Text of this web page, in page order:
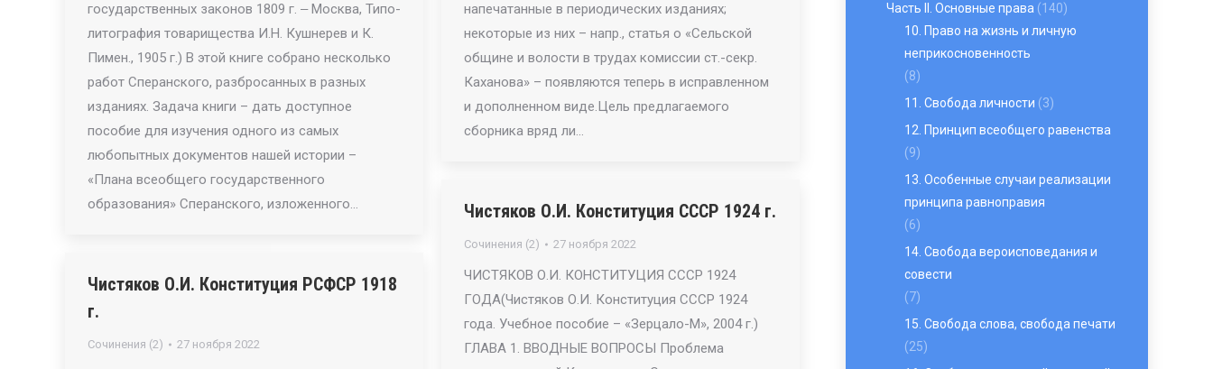
напечатанные в периодических изданиях;
некоторые из них – напр., статья о «Сельской
общине и волости в трудах комиссии ст.-секр.
Каханова» – появляются теперь в исправленном
и дополненном виде.Цель предлагаемого
сборника вряд ли…
государственных законов 1809 г. ‒ Москва, Типо-
литография товарищества И.Н. Кушнерев и К.
Пимен., 1905 г.) В этой книге собрано несколько
работ Сперанского, разбросанных в разных
изданиях. Задача книги – дать доступное
пособие для изучения одного из самых
любопытных документов нашей истории –
«Плана всеобщего государственного
образования» Сперанского, изложенного…
Чистяков О.И. Конституция СССР 1924 г.
Сочинения (2) 27 ноября 2022
ЧИСТЯКОВ О.И. КОНСТИТУЦИЯ СССР 1924
ГОДА(Чистяков О.И. Конституция СССР 1924
года. Учебное пособие – «Зерцало-М», 2004 г.)
ГЛАВА 1. ВВОДНЫЕ ВОПРОСЫ Проблема
Чистяков О.И. Конституция РСФСР 1918
г.
Сочинения (2) 27 ноября 2022
Часть II. Основные права (140)
10. Право на жизнь и личную
неприкосновенность
(8)
11. Свобода личности (3)
12. Принцип всеобщего равенства
(9)
13. Особенные случаи реализации
принципа равноправия
(6)
14. Свобода вероисповедания и
совести
(7)
15. Свобода слова, свобода печати
(25)